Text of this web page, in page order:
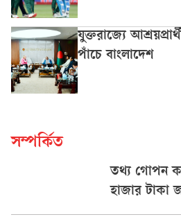
যুক্তরাজ্যে
পাঁচে বাংলাদেশ
সম্পর্কিত
তথ্য গোপন
হাজার টাকা